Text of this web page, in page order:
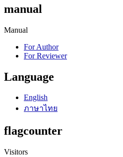
manual
Manual
For Author
For Reviewer
Language
English
ภาษาไทย
flagcounter
Visitors